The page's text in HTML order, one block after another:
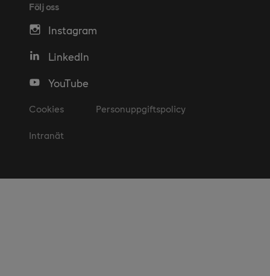
Följ oss
Instagram
LinkedIn
YouTube
Cookies Personuppgiftspolicy
Intranät